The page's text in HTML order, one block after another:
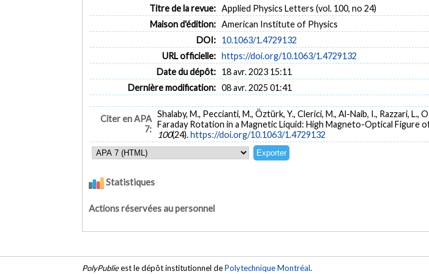
Titre de la revue: Applied Physics Letters (vol. 100, no 24)
Maison d'édition: American Institute of Physics
DOI: 10.1063/1.4729132
URL officielle: https://doi.org/10.1063/1.4729132
Date du dépôt: 18 avr. 2023 15:11
Dernière modification: 08 avr. 2025 01:41
Citer en APA
7:
Shalaby, M., Peccianti, M., Öztürk, Y., Clerici, M., Al-Naib, I., Razzari,
Faraday Rotation in a Magnetic Liquid: High Magneto-Optical Figure
100(24).https://doi.org/10.1063/1.4729132
Statistiques
Actions réservées au personnel
PolyPublieest le dépôt institutionnel dePolytechnique Montréal.